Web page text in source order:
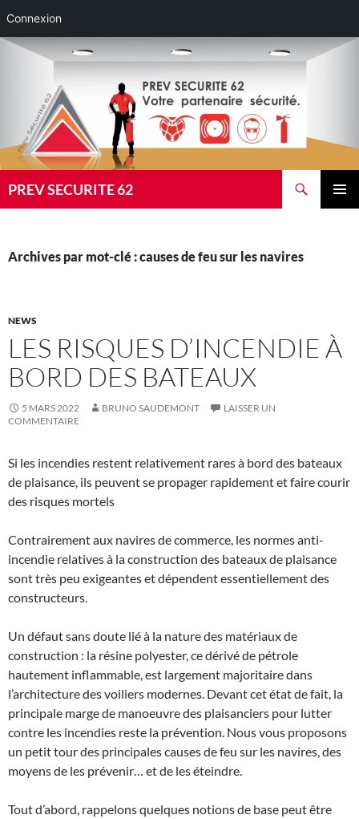
Connexion
Aller
PREV SECURITE 62
Archives par mot-clé : causes de feu sur les navires
NEWS
LES RISQUES D’INCENDIE À
BORD DES BATEAUX
5 MARS 2022 BRUNO SAUDEMONT
LAISSER UN
COMMENTAIRE
Si les incendies restent relativement rares à bord des bateaux
de plaisance, ils peuvent se propager rapidement et faire courir
des risques mortels
Contrairement aux navires de commerce, les normes anti-
incendie relatives à la construction des bateaux de plaisance
sont très peu exigeantes et dépendent essentiellement des
constructeurs.
Un défaut sans doute lié à la nature des matériaux de
construction : la résine polyester, ce dérivé de pétrole
hautement inflammable, est largement majoritaire dans
l’architecture des voiliers modernes. Devant cet état de fait, la
principale marge de manoeuvre des plaisanciers pour lutter
contre les incendies reste la prévention. Nous vous proposons
un petit tour des principales causes de feu sur les navires, des
moyens de les prévenir… et de les éteindre.
Tout d’abord, rappelons quelques notions de base peut être